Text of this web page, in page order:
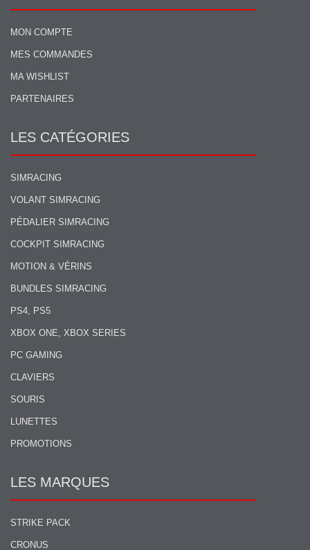
MON COMPTE
MES COMMANDES
MA WISHLIST
PARTENAIRES
LES CATÉGORIES
SIMRACING
VOLANT SIMRACING
PÉDALIER SIMRACING
COCKPIT SIMRACING
MOTION & VÉRINS
BUNDLES SIMRACING
PS4, PS5
XBOX ONE, XBOX SERIES
PC GAMING
CLAVIERS
SOURIS
LUNETTES
PROMOTIONS
LES MARQUES
STRIKE PACK
CRONUS